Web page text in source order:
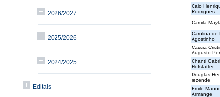
2026/2027
2025/2026
2024/2025
Editais
Caio
Rodrigues
Camila
Carolina de
Agostinho
Cassia
Augusto
Chanti
Hofstatter
Douglas
rezende
Emile
Armange